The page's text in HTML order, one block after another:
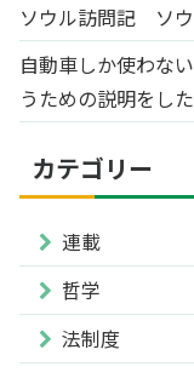
ソウル訪問記 ソ
自動車しか使わな
うための説明をし
カテゴリー
連載
哲学
法制度